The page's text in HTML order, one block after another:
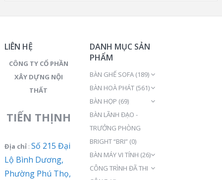
LIÊN HỆ
CÔNG TY CỔ PHẦN
XÂY DỰNG NỘI
THẤT
TIẾN THỊNH
Địa chỉ: Số 215 Đại
Lộ Bình Dương,
Phường Phú Thọ,
DANH MỤC SẢN
PHẨM
BÀN GHẾ SOFA (189)
BÀN HOÀ PHÁT (561)
BÀN HỌP (69)
BÀN LÃNH ĐẠO -
TRƯỞNG PHÒNG
BRIGHT “BRI” (0)
BÀN MÁY VI TÍNH (26)
CÔNG TRÌNH ĐÃ THI